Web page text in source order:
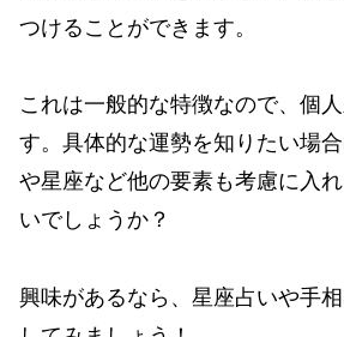
つけることができます。
これは一般的な特徴なので、個
す。具体的な運勢を知りたい場
や星座など他の要素も考慮に入
いでしょうか？
興味があるなら、星座占いや手